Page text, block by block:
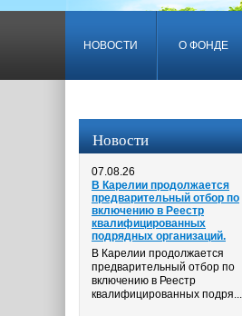
НОВОСТИ О ФОНДЕ
Новости
07.08.26
В Карелии продолжается
предварительный отбор по
включению в Реестр
квалифицированных
подрядных организаций.
В Карелии продолжается
предварительный отбор по
включению в Реестр
квалифицированных подря...